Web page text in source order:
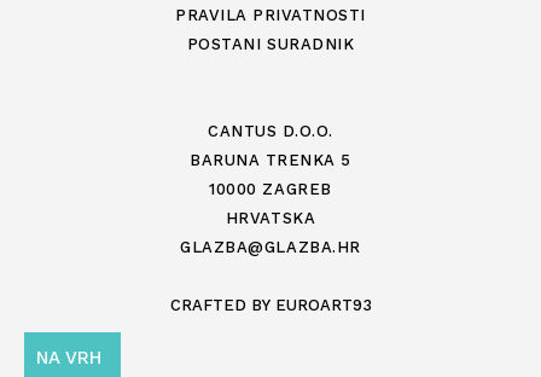
PRAVILA PRIVATNOSTI
POSTANI SURADNIK
CANTUS D.O.O.
BARUNA TRENKA 5
10000 ZAGREB
HRVATSKA
GLAZBA@GLAZBA.HR
CRAFTED BY EUROART93
NA VRH